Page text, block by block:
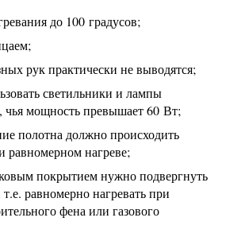
до 100 градусов;
рук практически не выводятся;
светильники и лампы
чья мощность превышает 60 Вт;
полотна должно происходить
равномерном нагреве;
покрытием нужно подвергнуть
т.е. равномерно нагревать при
фена или газового